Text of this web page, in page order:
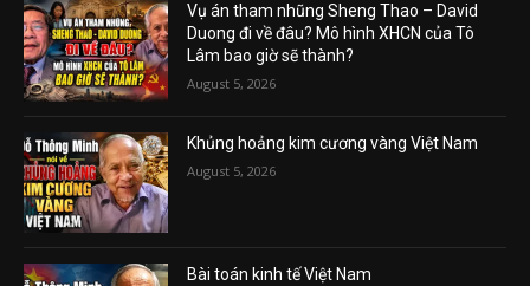
Vụ án tham nhũng Sheng Thao – David
Duong đi về đâu? Mô hình XHCN của Tô
Lâm bao giờ sẽ thành?
August 5, 2026
Khủng hoảng kim cương vàng Việt Nam
August 5, 2026
Bài toán kinh tế Việt Nam